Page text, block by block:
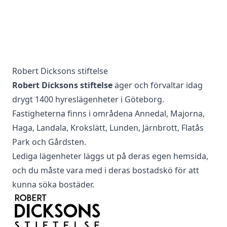
Robert Dicksons stiftelse
Robert Dicksons stiftelseäger och förvaltar idag
drygt 1400 hyreslägenheter i Göteborg.
Fastigheterna finns i områdena Annedal, Majorna,
Haga, Landala, Krokslätt, Lunden, Järnbrott, Flatås
Park och Gårdsten.
Lediga lägenheter läggs ut på deras egen hemsida,
och du måste vara med i deras bostadskö för att
kunna söka bostäder.